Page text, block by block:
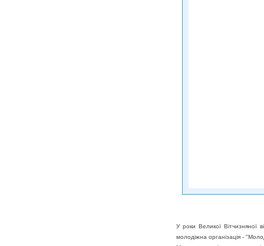
У роки Великої Вітчизняної
молодіжна організація -